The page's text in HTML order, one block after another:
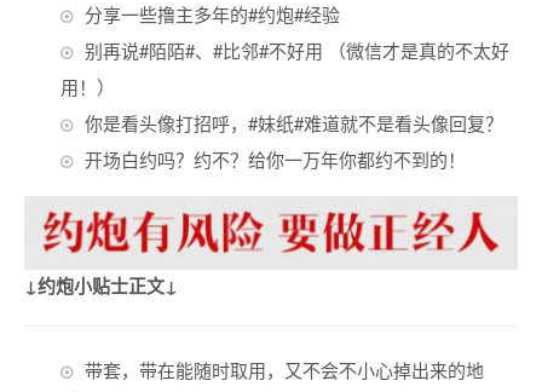
分享一些撸主多年的#约炮#经验
别再说#陌陌#、#比邻#不好用 （微信才是真的不太好
用！）
你是看头像打招呼，#妹纸#难道就不是看头像回复？
开场白约吗？约不？给你一万年你都约不到的！
↓约炮小贴士正文↓
带套，带在能随时取用，又不会不小心掉出来的地